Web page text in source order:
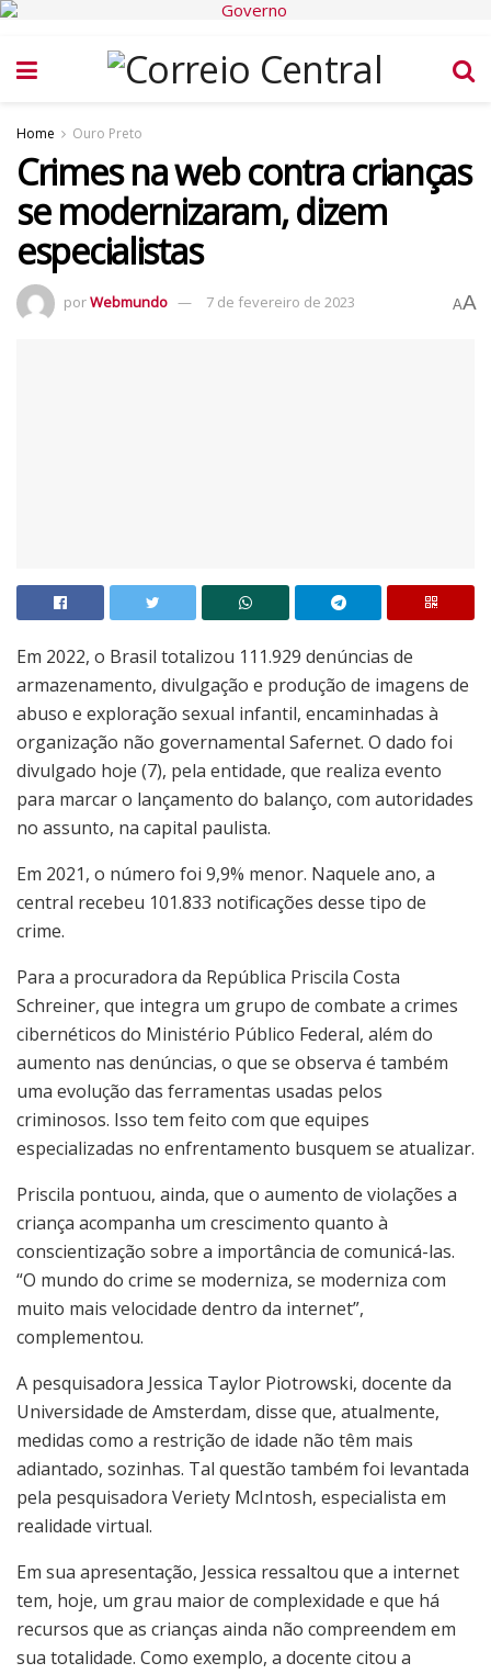
Home Ouro Preto
Crimes na web contra crianças
se modernizaram, dizem
especialistas
porWebmundo 7 de fevereiro de 2023 AA
Em 2022, o Brasil totalizou 111.929 denúncias de
armazenamento, divulgação e produção de imagens de
abuso e exploração sexual infantil, encaminhadas à
organização não governamental Safernet. O dado foi
divulgado hoje (7), pela entidade, que realiza evento
para marcar o lançamento do balanço, com autoridades
no assunto, na capital paulista.
Em 2021, o número foi 9,9% menor. Naquele ano, a
central recebeu 101.833 notificações desse tipo de
crime.
Para a procuradora da República Priscila Costa
Schreiner, que integra um grupo de combate a crimes
cibernéticos do Ministério Público Federal, além do
aumento nas denúncias, o que se observa é também
uma evolução das ferramentas usadas pelos
criminosos. Isso tem feito com que equipes
especializadas no enfrentamento busquem se atualizar.
Priscila pontuou, ainda, que o aumento de violações a
criança acompanha um crescimento quanto à
conscientização sobre a importância de comunicá-las.
“O mundo do crime se moderniza, se moderniza com
muito mais velocidade dentro da internet”,
complementou.
A pesquisadora Jessica Taylor Piotrowski, docente da
Universidade de Amsterdam, disse que, atualmente,
medidas como a restrição de idade não têm mais
adiantado, sozinhas. Tal questão também foi levantada
pela pesquisadora Veriety McIntosh, especialista em
realidade virtual.
Em sua apresentação, Jessica ressaltou que a internet
tem, hoje, um grau maior de complexidade e que há
recursos que as crianças ainda não compreendem em
sua totalidade. Como exemplo, a docente citou a